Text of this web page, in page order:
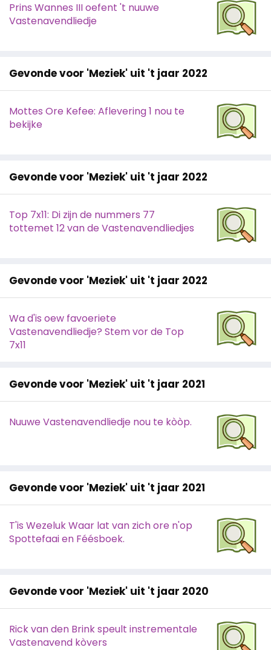
Prins Wannes III oefent 't nuuwe
Vastenavendliedje
Gevonde voor 'Meziek' uit 't jaar 2022
Mottes Ore Kefee: Aflevering 1 nou te
bekijke
Gevonde voor 'Meziek' uit 't jaar 2022
Top 7x11: Di zijn de nummers 77
tottemet 12 van de Vastenavendliedjes
Gevonde voor 'Meziek' uit 't jaar 2022
Wa d'is oew favoeriete
Vastenavendliedje? Stem vor de Top
7x11
Gevonde voor 'Meziek' uit 't jaar 2021
Nuuwe Vastenavendliedje nou te kòòp.
Gevonde voor 'Meziek' uit 't jaar 2021
T'is Wezeluk Waar lat van zich ore n'op
Spottefaai en Féésboek.
Gevonde voor 'Meziek' uit 't jaar 2020
Rick van den Brink speult instrementale
Vastenavend kòvers